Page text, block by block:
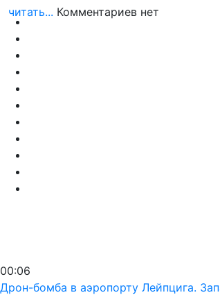
читать... Комментариев нет
00:06
Дрон-бомба в аэропорту Лейпцига.